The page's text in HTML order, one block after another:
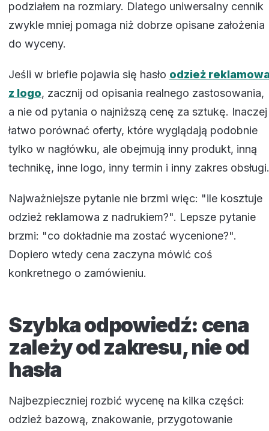
podziałem na rozmiary. Dlatego uniwersalny cennik
zwykle mniej pomaga niż dobrze opisane założenia
do wyceny.
Jeśli w briefie pojawia się hasło odzież
z logo, zacznij od opisania realnego zastosowania,
a nie od pytania o najniższą cenę za sztukę. Inaczej
łatwo porównać oferty, które wyglądają podobnie
tylko w nagłówku, ale obejmują inny produkt, inną
technikę, inne logo, inny termin i inny zakres obsługi.
Najważniejsze pytanie nie brzmi więc: "ile kosztuje
odzież reklamowa z nadrukiem?". Lepsze pytanie
brzmi: "co dokładnie ma zostać wycenione?".
Dopiero wtedy cena zaczyna mówić coś
konkretnego o zamówieniu.
Szybka odpowiedź: cena
zależy od zakresu, nie od
hasła
Najbezpieczniej rozbić wycenę na kilka części:
odzież bazową, znakowanie, przygotowanie